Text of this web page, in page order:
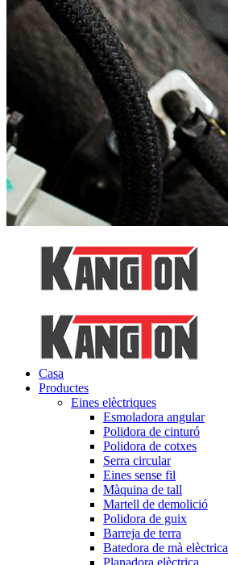
Casa
Productes
Eines elèctriques
Esmoladora angular
Polidora de cinturó
Polidora de cotxes
Serra circular
Eines sense fil
Màquina de tall
Martell de demolició
Polidora de guix
Barreja de terra
Batedora de mà elèctrica
Planadora elèctrica